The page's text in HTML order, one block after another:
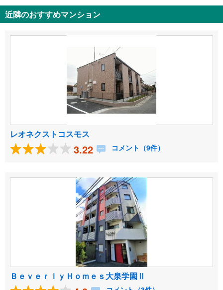
近隣のおすすめマンション
レオネクストコスモス
3.22 コメント（9件）
ＢｅｖｅｒｌｙＨｏｍｅｓ大泉学園Ⅱ